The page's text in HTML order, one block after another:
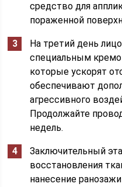
средство для
пораженной
На третий день
специальным
которые ускорят
обеспечивают
агрессивного
Продолжайте
недель.
Заключительный
восстановления
нанесение